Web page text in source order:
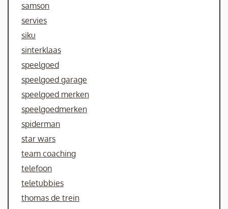
samson
servies
siku
sinterklaas
speelgoed
speelgoed garage
speelgoed merken
speelgoedmerken
spiderman
star wars
team coaching
telefoon
teletubbies
thomas de trein